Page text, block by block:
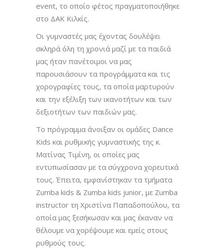
event, το οποίο φέτος πραγματοποιήθηκε
στο ΔΑΚ Κιλκίς.
Οι γυμναστές μας έχοντας δουλέψει
σκληρά όλη τη χρονιά μαζί με τα παιδιά
μας ήταν πανέτοιμοι να μας
παρουσιάσουν τα προγράμματα και τις
χορογραφίες τους, τα οποία μαρτυρούν
και την εξέλιξη των ικανοτήτων και των
δεξιοτήτων των παιδιών μας.
Το πρόγραμμα άνοιξαν οι ομάδες Dance
Kids και ρυθμικής γυμναστικής της κ.
Ματίνας Τιμίνη, οι οποίες μας
εντυπωσίασαν με τα σύγχρονα χορευτικά
τους. Έπειτα, εμφανίστηκαν τα τμήματα
Zumba kids & Zumba kids junior, με Zumba
instructor τη Χριστίνα Παπαδοπούλου, τα
οποία μας ξεσήκωσαν και μας έκαναν να
θέλουμε να χορέψουμε και εμείς στους
ρυθμούς τους.